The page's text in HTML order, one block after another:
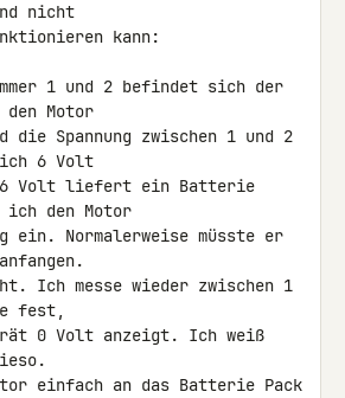
nicht
kann:
1 und 2 befindet sich der
den Motor
die Spannung zwischen 1 und 2
ich 6 Volt
6 Volt liefert ein Batterie
den Motor
ein. Normalerweise müsste er
Ich messe wieder zwischen 1
fest,
0 Volt anzeigt. Ich weiß
einfach an das Batterie Pack